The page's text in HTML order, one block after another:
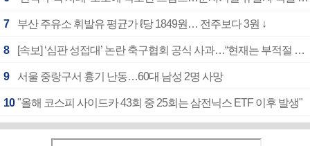
7 부산 주유소 휘발유 평균가 ℓ당 1849원… 전주보다 3원 ↓
8 [속보] ‘심판 성접대’ 논란 축구협회 공식 사과…“현재는 부적절 행위 없어”
9 서울 중랑구서 흉기 난동…60대 남성 2명 사망
10 "올해 코스피 사이드카 43회 중 25회는 삼전닉스 ETF 이후 발생"